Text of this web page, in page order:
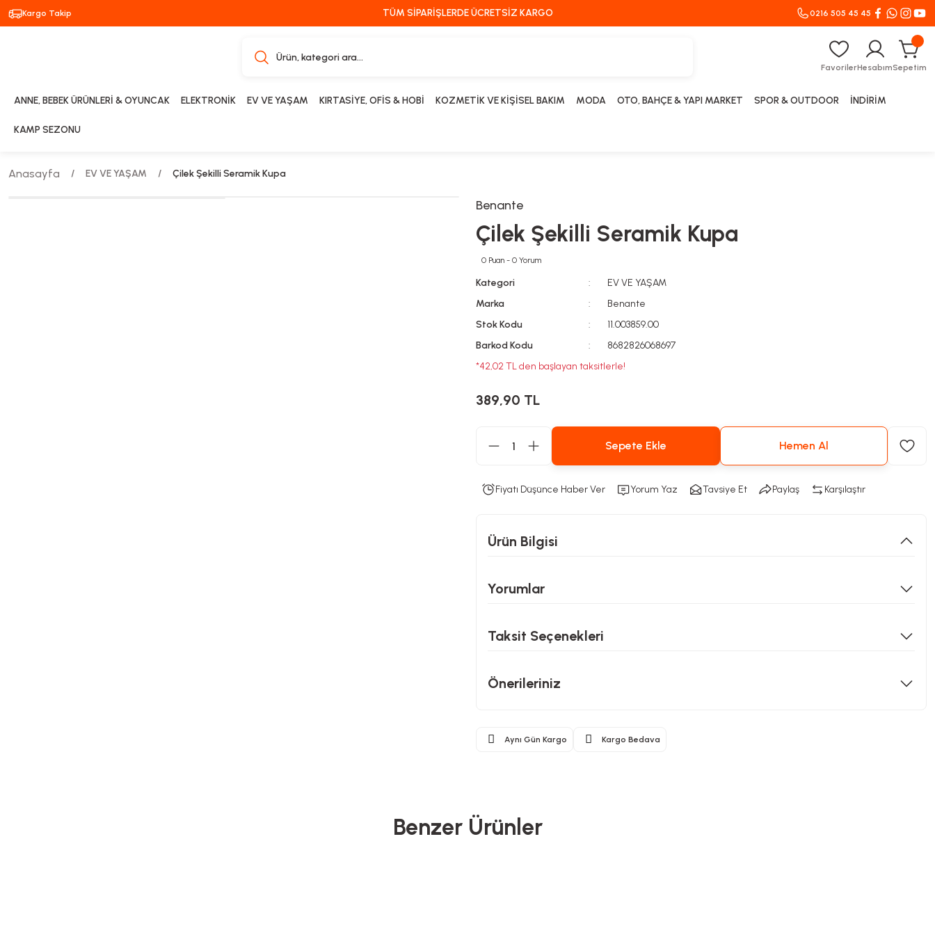
Kargo Takip TÜM SİPARİŞLERDE ÜCRETSİZ KARGO 0216 505 45 45
FavorilerHesabımSepetim
ANNE, BEBEK ÜRÜNLERİ & OYUNCAK ELEKTRONİK EV VE YAŞAM KIRTASİYE, OFİS & HOBİ KOZMETİK VE KİŞİSEL BAKIM MODA OTO, BAHÇE & YAPI MARKET SPOR & OUTDOOR İNDİRİM
KAMP SEZONU
Anasayfa EV VE YAŞAM Çilek Şekilli Seramik Kupa
Benante
Çilek Şekilli Seramik Kupa
0 Puan - 0 Yorum
Kategori
EV VE YAŞAM
Marka
Benante
Stok Kodu
11.003859.00
Barkod Kodu
8682826068697
*42,02 TL den başlayan taksitlerle!
389,90 TL
Sepete Ekle Hemen Al
Fiyatı Düşünce Haber Ver Yorum Yaz Tavsiye Et Paylaş Karşılaştır
Ürün Bilgisi
Yorumlar
Taksit Seçenekleri
Önerileriniz
Aynı Gün Kargo Kargo Bedava
Benzer Ürünler